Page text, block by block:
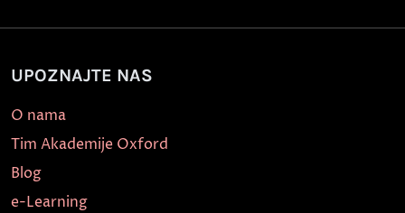
UPOZNAJTE NAS
O nama
Tim Akademije Oxford
Blog
e-Learning